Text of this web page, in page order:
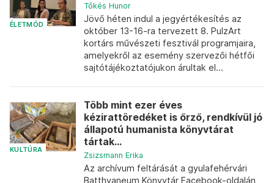
ÉLETMÓD
Tőkés Hunor
Jövő héten indul a jegyértékesítés az
október 13-16-ra tervezett 8. PulzArt
kortárs művészeti fesztivál programjaira,
amelyekről az esemény szervezői hétfői
sajtótájékoztatójukon árultak el...
KULTÚRA
Több mint ezer éves
kézirattöredéket is őrző, rendkívül jó
állapotú humanista könyvtárat
tártak...
Zsizsmann Erika
Az archívum feltárását a gyulafehérvári
Batthyaneum Könyvtár Facebook-oldalán